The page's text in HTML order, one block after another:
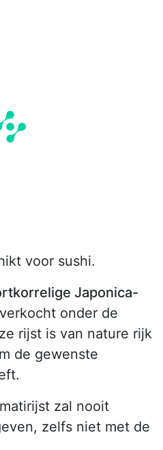
voor sushi.
Japonica-
onder de
rijst is van nature rijk
de gewenste
zal nooit
zelfs niet met de